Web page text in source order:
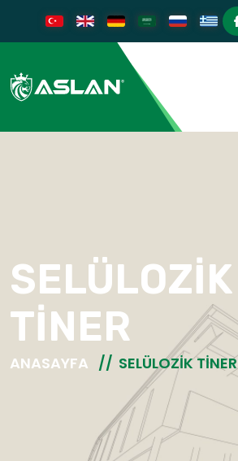
SELÜLOZİK
TİNER
ANASAYFA SELÜLOZİK TİNER